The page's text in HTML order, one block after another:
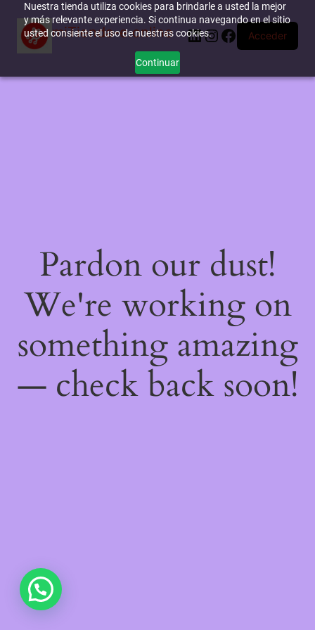
Nuestra tienda utiliza cookies para brindarle a usted la mejor
y más relevante experiencia. Si continua navegando en el sitio
usted consiente el uso de nuestras cookies.
Continuar
miTienda-e.online LinkedIn
Instagram
Facebook
Acceder
Pardon our dust!
We're working on
something amazing
— check back soon!